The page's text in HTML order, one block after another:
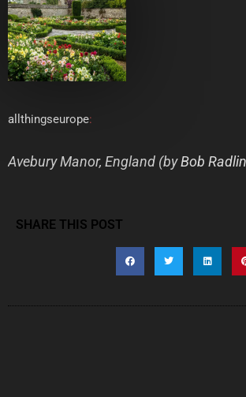
allthingseurope:
Avebury Manor, England (byBob
SHARE THIS POST